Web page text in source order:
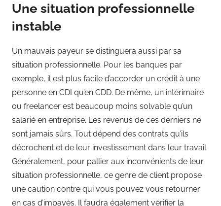
Une situation professionnelle
instable
Un mauvais payeur se distinguera aussi par sa
situation professionnelle. Pour les banques par
exemple, il est plus facile d’accorder un crédit à une
personne en CDI qu’en CDD. De même, un intérimaire
ou freelancer est beaucoup moins solvable qu’un
salarié en entreprise. Les revenus de ces derniers ne
sont jamais sûrs. Tout dépend des contrats qu’ils
décrochent et de leur investissement dans leur travail.
Généralement, pour pallier aux inconvénients de leur
situation professionnelle, ce genre de client propose
une caution contre qui vous pouvez vous retourner
en cas d’impayés. Il faudra également vérifier la